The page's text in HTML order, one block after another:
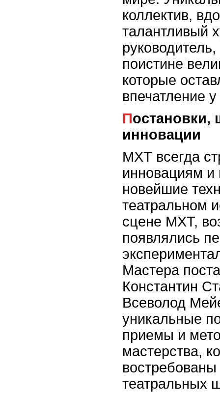
коллектив,
талантливый
поистине
которые
впечатление
Постановки, шедевры и
инновации
МХТ всегда
инновациям и
новейшие
театральном
сцене МХТ,
появлялись
Мастера
Константин
Всеволод
уникальные
приемы и
мастерства,
театральных